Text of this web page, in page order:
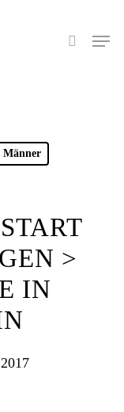
search
Menu
Männer
>
IN